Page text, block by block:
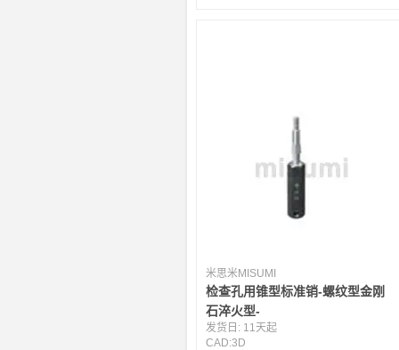
米思米MISUMI
检查孔用锥型标准销-螺纹型金刚
石淬火型-
发货日: 11天起
CAD:3D